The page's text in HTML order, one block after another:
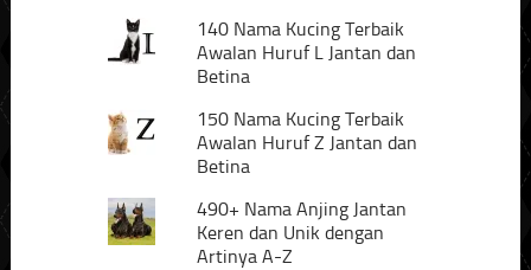
140 Nama Kucing Terbaik
Awalan Huruf L Jantan dan
Betina
150 Nama Kucing Terbaik
Awalan Huruf Z Jantan dan
Betina
490+ Nama Anjing Jantan
Keren dan Unik dengan
Artinya A-Z